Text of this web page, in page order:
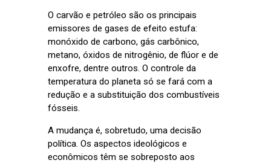
O carvão e petróleo são os principais
emissores de gases de efeito estufa:
monóxido de carbono, gás carbônico,
metano, óxidos de nitrogênio, de flúor e de
enxofre, dentre outros. O controle da
temperatura do planeta só se fará com a
redução e a substituição dos combustíveis
fósseis.
A mudança é, sobretudo, uma decisão
política. Os aspectos ideológicos e
econômicos têm se sobreposto aos